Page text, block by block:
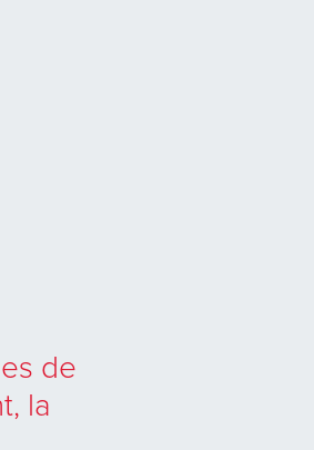
de
la